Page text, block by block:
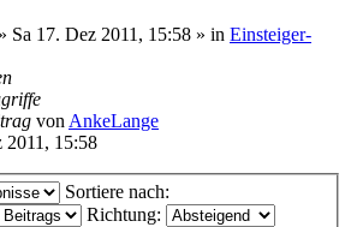
» Sa 17. Dez 2011, 15:58 » in Einsteiger-
von AnkeLange
2011, 15:58
Sortiere nach:
Richtung: